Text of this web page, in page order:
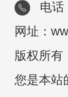
电话
网址：
版权所有
您是本站